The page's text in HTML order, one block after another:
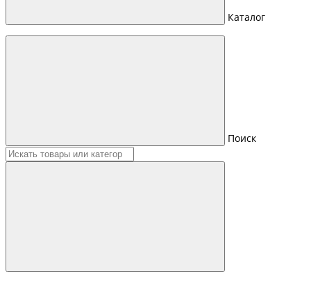
Каталог
Поиск